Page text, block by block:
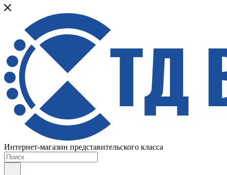
Интернет-магазин представительского класса